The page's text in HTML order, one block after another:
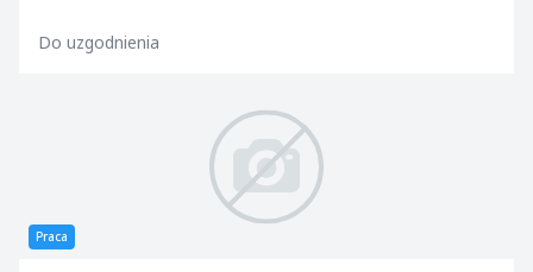
Do uzgodnienia
Praca